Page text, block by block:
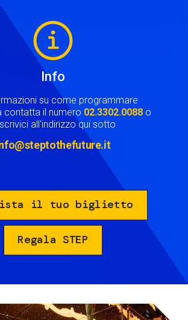
Info
su come programmare
contatta il numero 02.3302.0088 o
all'indirizzo qui sotto
il tuo biglietto
Regala STEP